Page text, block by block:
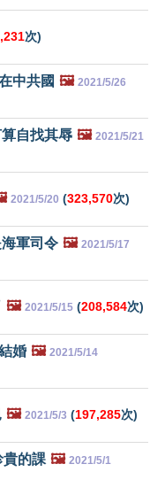
次)
中共國 🖼️ 2021/5/26
自找其辱 🖼️ 2021/5/21
2021/5/20 (323,570次)
軍司令 🖼️ 2021/5/17
🖼️ 2021/5/15 (208,584次)
婚 🖼️ 2021/5/14
🖼️ 2021/5/3 (197,285次)
貴的課 🖼️ 2021/5/1